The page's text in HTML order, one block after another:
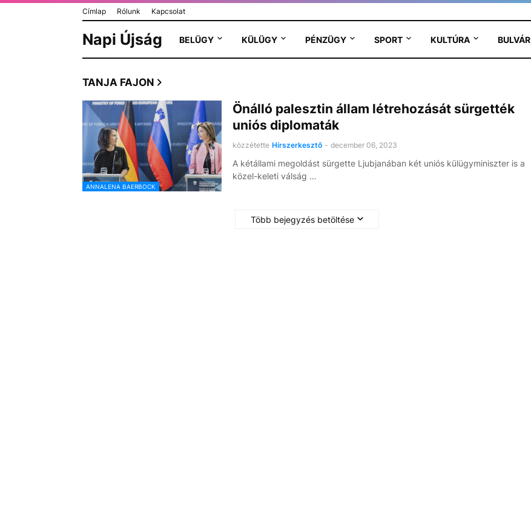
Címlap Rólunk Kapcsolat
Napi Újság BELÜGY KÜLÜGY PÉNZÜGY SPORT KULTÚRA BULVÁR
TANJA FAJON
ANNALENA BAERBOCK
Önálló palesztin állam létrehozását sürgették
uniós diplomaták
közzétette Hírszerkesztő - december 06, 2023
A kétállami megoldást sürgette Ljubjanában két uniós külügyminiszter is a
közel-keleti válság …
Több bejegyzés betöltése